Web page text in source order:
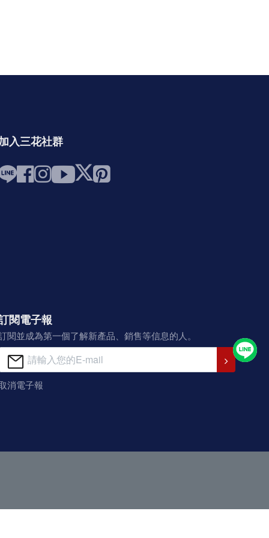
入三花社群
閱電子報
閱並成為第一個了解新產品、銷售等信息的人。
消電子報